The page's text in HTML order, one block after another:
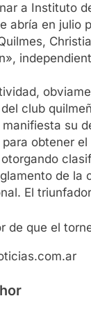
a Instituto
abría en julio
club
su
obtener
de la
El
de que el